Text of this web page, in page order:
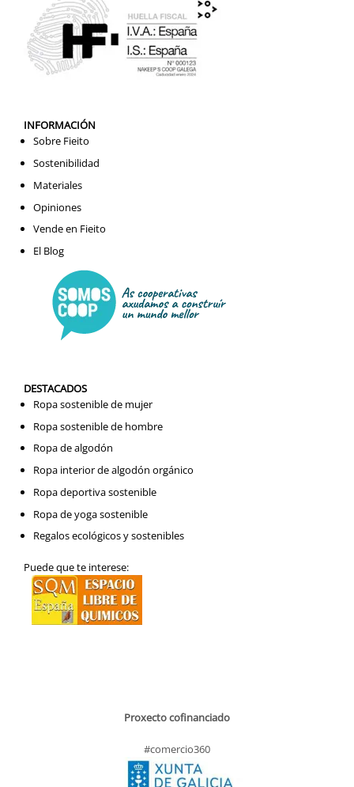
INFORMACIÓN
Sobre Fieito
Sostenibilidad
Materiales
Opiniones
Vende en Fieito
El Blog
DESTACADOS
Ropa sostenible de mujer
Ropa sostenible de hombre
Ropa de algodón
Ropa interior de algodón orgánico
Ropa deportiva sostenible
Ropa de yoga sostenible
Regalos ecológicos y sostenibles
Puede que te interese:
Proxecto cofinanciado
#comercio360